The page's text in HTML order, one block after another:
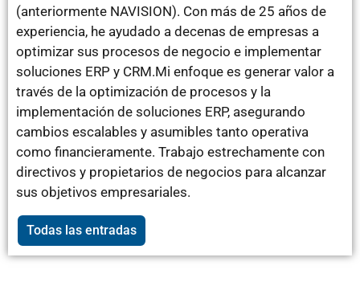
(anteriormente NAVISION). Con más de 25 años de
experiencia, he ayudado a decenas de empresas a
optimizar sus procesos de negocio e implementar
soluciones ERP y CRM.Mi enfoque es generar valor a
través de la optimización de procesos y la
implementación de soluciones ERP, asegurando
cambios escalables y asumibles tanto operativa
como financieramente. Trabajo estrechamente con
directivos y propietarios de negocios para alcanzar
sus objetivos empresariales.
Todas las entradas